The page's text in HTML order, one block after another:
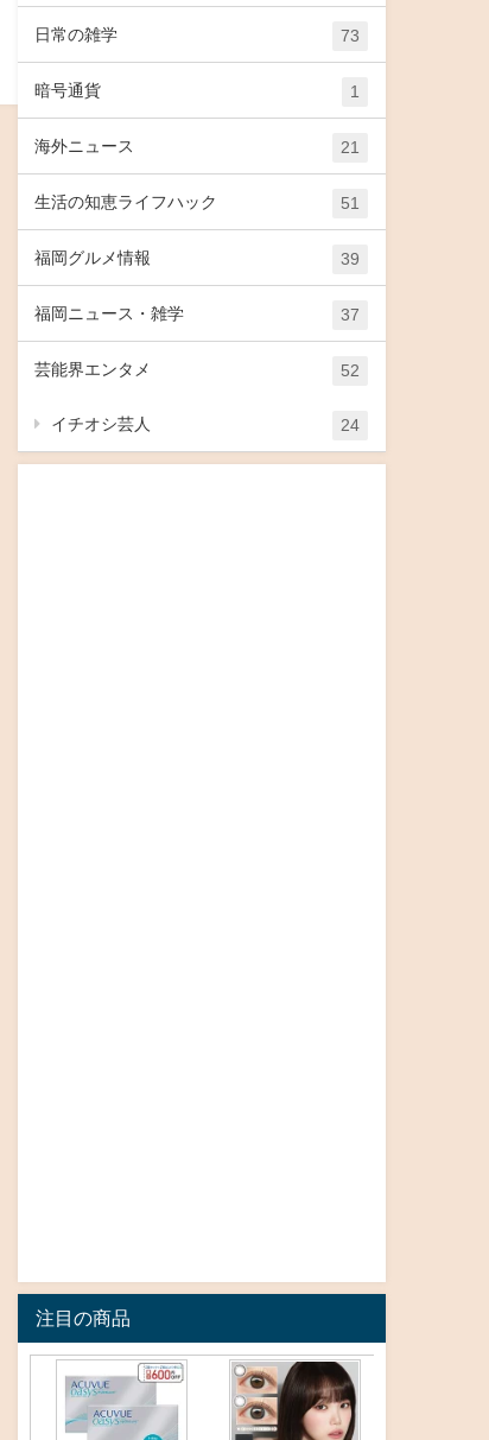
日常の雑学 73
暗号通貨 1
海外ニュース 21
生活の知恵ライフハック 51
福岡グルメ情報 39
福岡ニュース・雑学 37
芸能界エンタメ 52
イチオシ芸人 24
注目の商品